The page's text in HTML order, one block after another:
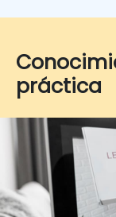
práctica